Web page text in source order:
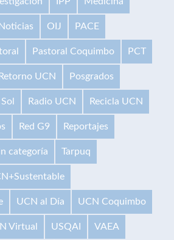
Noticias OIJ PACE
Pastoral Coquimbo PCT
UCN Posgrados
Radio UCN Recicla UCN
Red G9 Reportajes
categoría Tarpuq
UCN al Día UCN Coquimbo
Virtual USQAI VAEA